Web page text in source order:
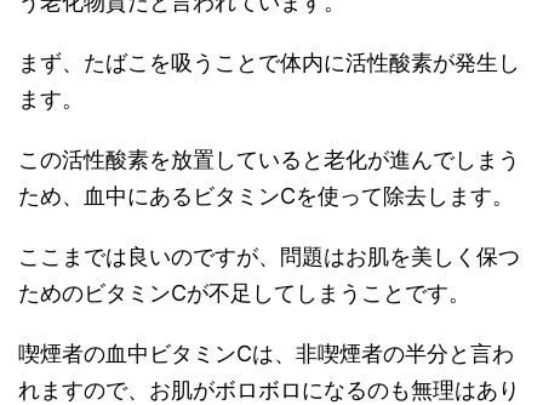
まず、たばこを吸うことで体内に活性酸素が発生し
ます。
この活性酸素を放置していると老化が進んでしまう
ため、血中にあるビタミンCを使って除去します。
ここまでは良いのですが、問題はお肌を美しく保つ
ためのビタミンCが不足してしまうことです。
喫煙者の血中ビタミンCは、非喫煙者の半分と言わ
れますので、お肌がボロボロになるのも無理はあり